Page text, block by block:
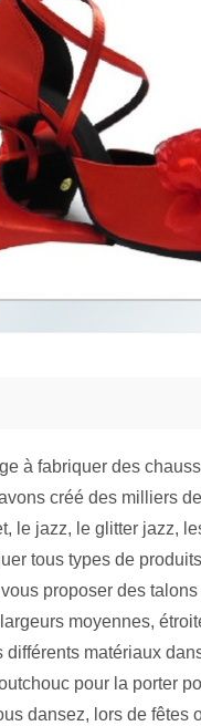
à fabriquer des
créé des milliers
le jazz, le glitter jazz,
tous types de
proposer des
moyennes,
matériaux
pour la porter
dansez, lors de